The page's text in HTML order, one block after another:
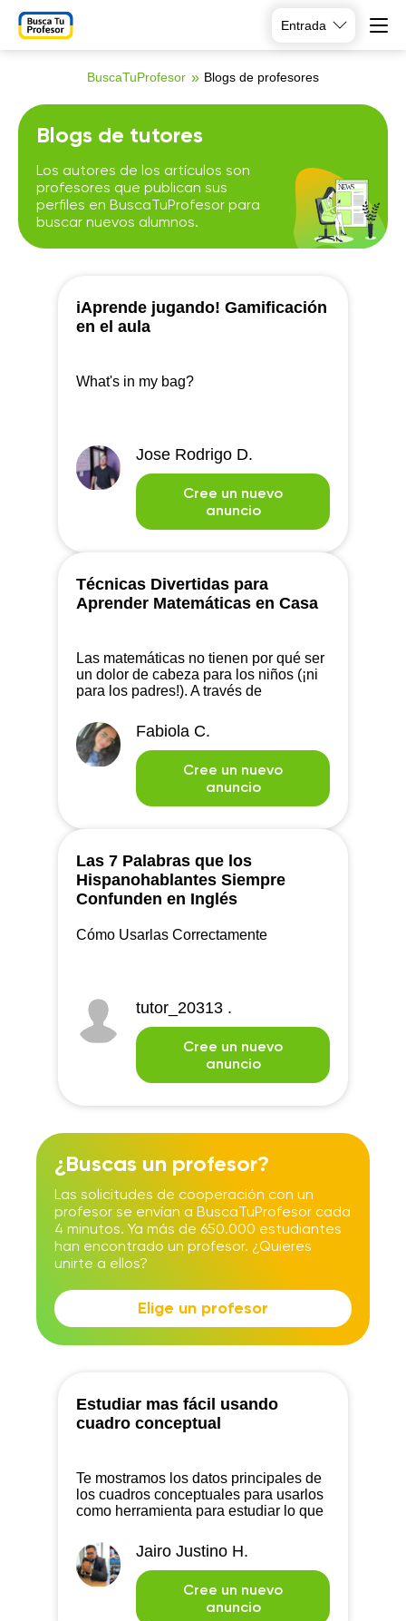
Entrada
BuscaTuProfesor Blogs de profesores
Blogs de tutores
Los autores de los artículos son
profesores que publican sus
perfiles en BuscaTuProfesor para
buscar nuevos alumnos.
iAprende jugando! Gamificación
en el aula
What's in my bag?
Jose Rodrigo D.
Cree un nuevo
anuncio
Técnicas Divertidas para
Aprender Matemáticas en Casa
Las matemáticas no tienen por qué ser
un dolor de cabeza para los niños (¡ni
para los padres!). A través de
posible transformar esta experiencia a
una divertida:Fabiola C.
Cree un nuevo
anuncio
Las 7 Palabras que los
Hispanohablantes Siempre
Confunden en Inglés
Cómo Usarlas Correctamente
tutor_20313 .
Cree un nuevo
anuncio
¿Buscas un profesor?
Las solicitudes de cooperación con un
profesor se envían a BuscaTuProfesor cada
4 minutos. Ya más de 650.000 estudiantes
han encontrado un profesor. ¿Quieres
unirte a ellos?
Elige un profesor
Estudiar mas fácil usando
cuadro conceptual
Te mostramos los datos principales de
los cuadros conceptuales para usarlos
como herramienta para estudiar lo que
Jairo Justino H.
Cree un nuevo
anuncio